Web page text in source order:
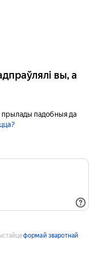
вы, а
прылады падобныя да
формай зваротнай